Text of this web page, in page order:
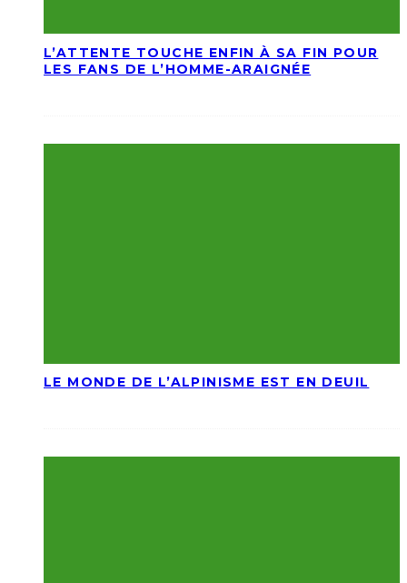
L’ATTENTE TOUCHE ENFIN À SA FIN POUR
LES FANS DE L’HOMME-ARAIGNÉE
LE MONDE DE L’ALPINISME EST EN DEUIL